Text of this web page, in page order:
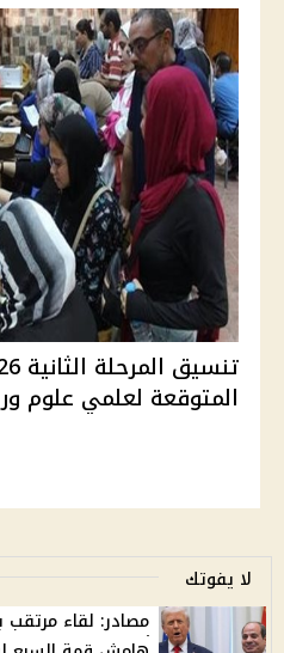
المتوقعة لعلمي علوم
لا يفوتك
مصادر: لقاء